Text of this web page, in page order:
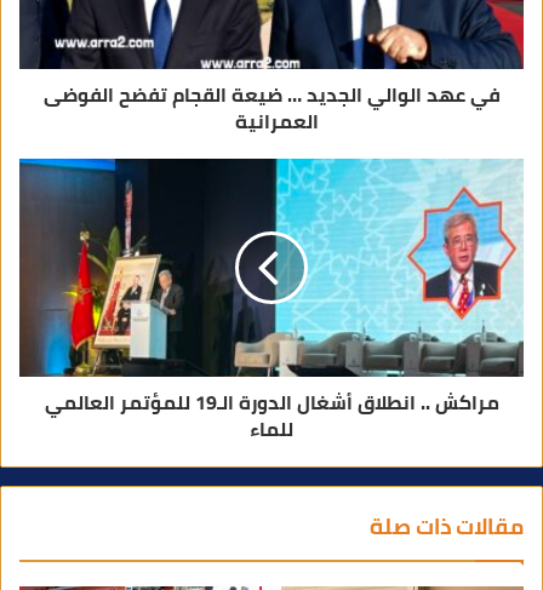
ن
ي
في عهد الوالي الجديد … ضيعة القجام تفضح الفوضى
العمرانية
مراكش .. انطلاق أشغال الدورة الـ19 للمؤتمر العالمي
للماء
مقالات ذات صلة